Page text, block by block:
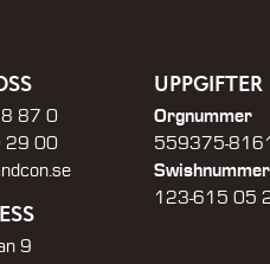
87 0
29 00
9
UPPGIFTER
Orgnummer
559375-
Swishnummer
123-615 05